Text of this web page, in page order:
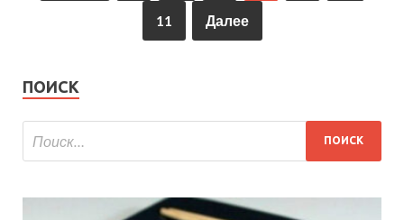
11 Далее
ПОИСК